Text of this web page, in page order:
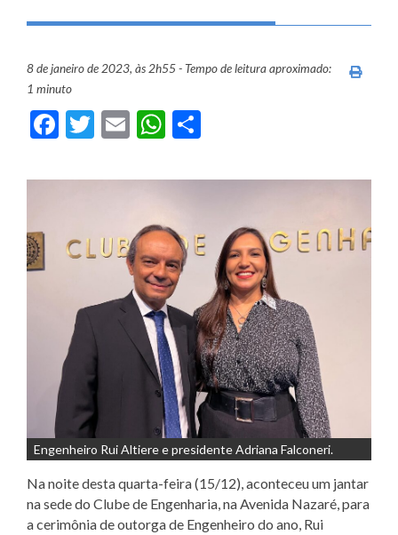
8 de janeiro de 2023, às 2h55 - Tempo de leitura aproximado:
1 minuto
Facebook
Twitter
EmailWhatsApp
Engenheiro Rui Altiere e presidente Adriana Falconeri.
Na noite desta quarta-feira (15/12), aconteceu um jantar
na sede do Clube de Engenharia, na Avenida Nazaré, para
a cerimônia de outorga de Engenheiro do ano, Rui